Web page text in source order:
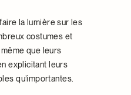
la lumière sur les
costumes et
que leurs
explicitant leurs
qu’importantes.